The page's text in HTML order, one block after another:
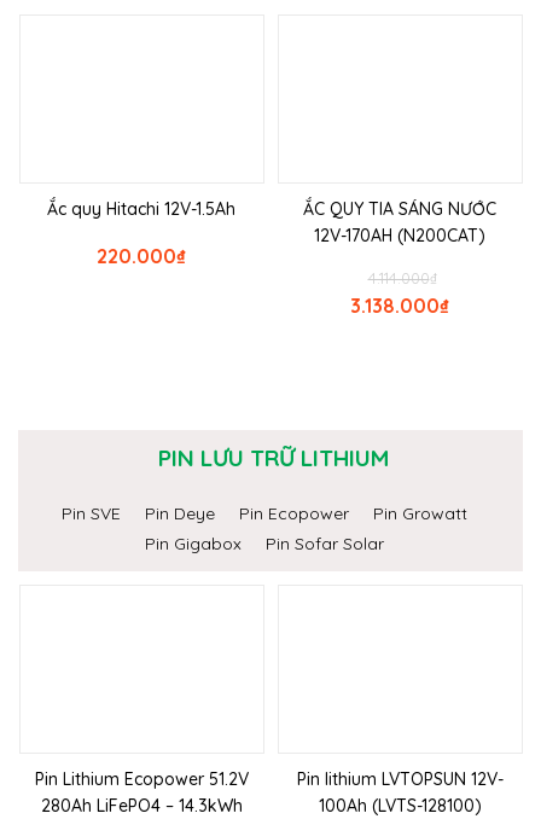
Ắc quy Hitachi 12V-1.5Ah
₫
220.000
ẮC QUY TIA SÁNG NƯỚC
12V-170AH (N200CAT)
₫
4.114.000
₫
3.138.000
PIN LƯU TRỮ LITHIUM
Pin SVE Pin Deye Pin Ecopower
Pin Growatt
Pin Gigabox
Pin Sofar Solar
Pin Lithium Ecopower 51.2V
280Ah LiFePO4 – 14.3kWh
Pin lithium LVTOPSUN 12V-
100Ah (LVTS-128100)